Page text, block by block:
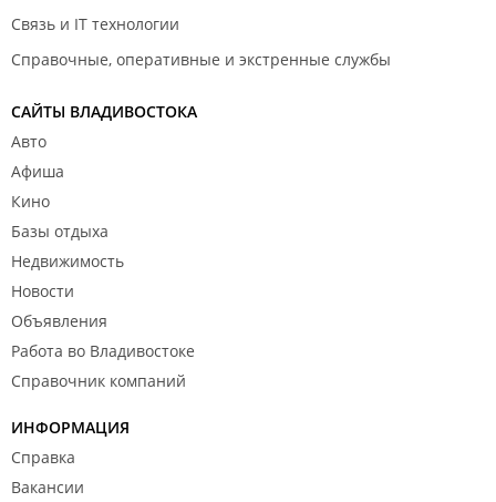
Связь и IT технологии
Справочные, оперативные и экстренные службы
САЙТЫ ВЛАДИВОСТОКА
Авто
Афиша
Кино
Базы отдыха
Недвижимость
Новости
Объявления
Работа во Владивостоке
Справочник компаний
ИНФОРМАЦИЯ
Справка
Вакансии